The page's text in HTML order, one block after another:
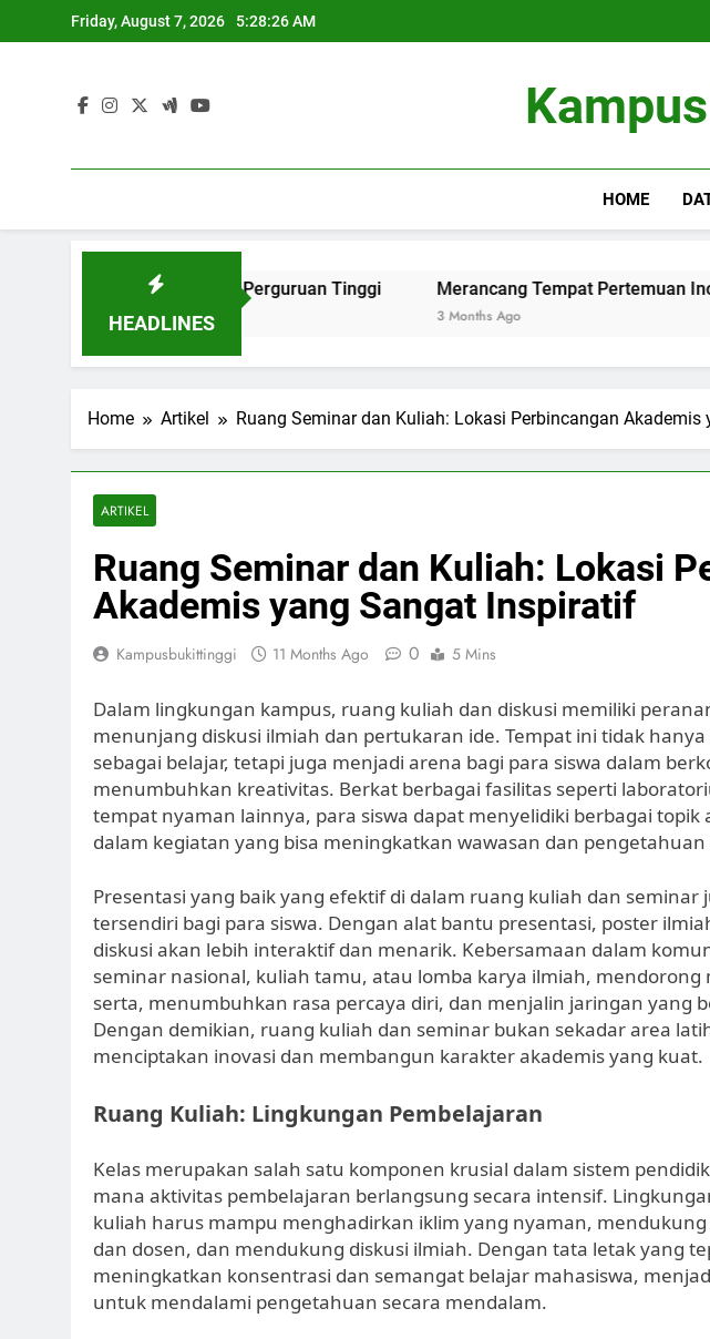
to
Friday, August 7, 2026 5:28:27 AM
HOME
HEADLINES
Internasional di Perguruan Tinggi Merancang Tempat Pertemuan Inovatif untuk
Home Artikel Ruang Seminar dan Kuliah: Lokasi Perbincangan
ARTIKEL
Ruang Seminar dan Kuliah: Lokasi
Akademis yang Sangat Inspiratif
Kampusbukittinggi 11 Months Ago 0 5 Mins
Dalam lingkungan kampus, ruang kuliah dan diskusi memiliki
menunjang diskusi ilmiah dan pertukaran ide. Tempat ini tidak
sebagai belajar, tetapi juga menjadi arena bagi para siswa dalam
menumbuhkan kreativitas. Berkat berbagai fasilitas seperti
tempat nyaman lainnya, para siswa dapat menyelidiki berbagai topik
dalam kegiatan yang bisa meningkatkan wawasan dan
Presentasi yang baik yang efektif di dalam ruang kuliah dan seminar
tersendiri bagi para siswa. Dengan alat bantu presentasi, poster
diskusi akan lebih interaktif dan menarik. Kebersamaan dalam
seminar nasional, kuliah tamu, atau lomba karya ilmiah,
serta, menumbuhkan rasa percaya diri, dan menjalin jaringan yang
Dengan demikian, ruang kuliah dan seminar bukan sekadar area
menciptakan inovasi dan membangun karakter akademis yang kuat.
Ruang Kuliah: Lingkungan Pembelajaran
Kelas merupakan salah satu komponen krusial dalam sistem
mana aktivitas pembelajaran berlangsung secara intensif.
kuliah harus mampu menghadirkan iklim yang nyaman,
dan dosen, dan mendukung diskusi ilmiah. Dengan tata letak yang
meningkatkan konsentrasi dan semangat belajar mahasiswa,
untuk mendalami pengetahuan secara mendalam.